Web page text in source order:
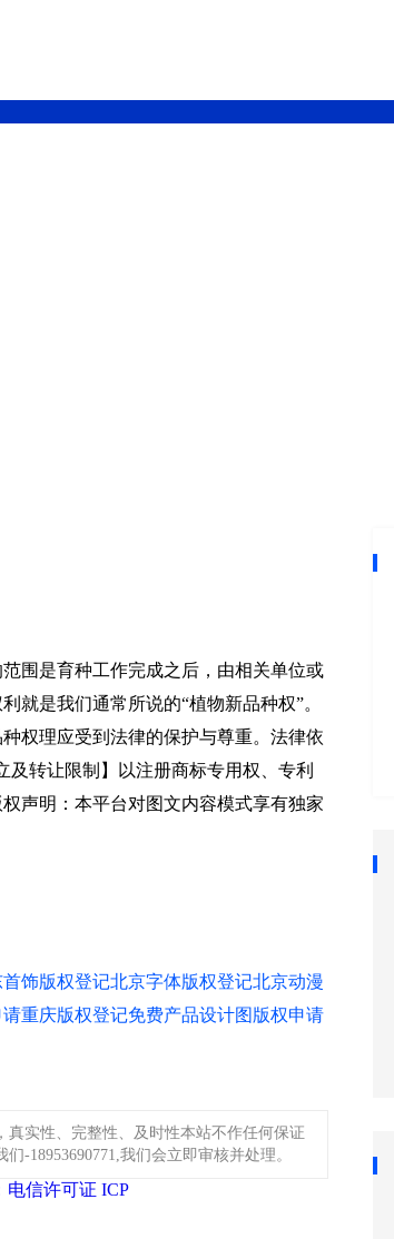
围是育种工作完成之后，由相关单位或
就是我们通常所说的“植物新品种权”。
权理应受到法律的保护与尊重。法律依
转让限制】以注册商标专用权、专利
声明：本平台对图文内容模式享有独家
首饰版权登记北京字体版权登记北京动漫
请重庆版权登记免费产品设计图版权申请
实性、完整性、及时性本站不作任何保证
-18953690771,我们会立即审核并处理。
电信许可证 ICP